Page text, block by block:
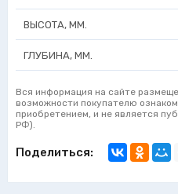
ВЫСОТА, ММ.
ГЛУБИНА, ММ.
Вся информация на сайте
возможности покупателю
приобретением, и не является
РФ).
Поделиться: